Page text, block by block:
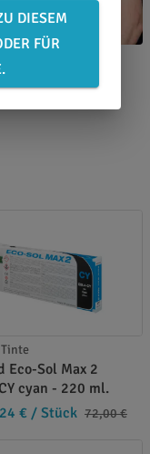
27 79 80
Eco-Sol Max 2
cyan - 220 ml.
€ / Stück 72,00 €
DIESEM
FÜR